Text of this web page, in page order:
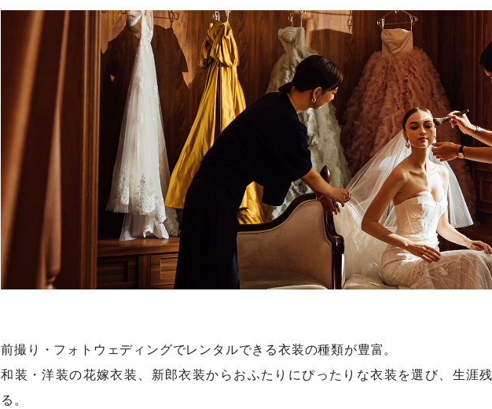
前撮り・フォトウェディングでレンタルできる衣装の種類が豊富。
和装・洋装の花嫁衣装、新郎衣装からおふたりにぴったりな衣装を選び、生涯
る。